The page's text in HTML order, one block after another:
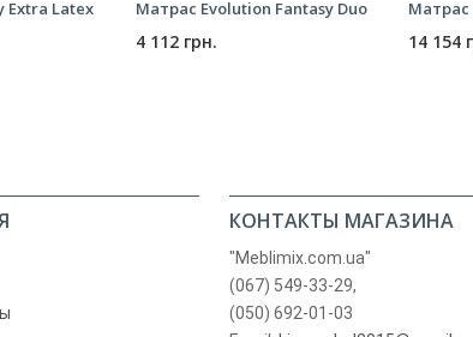
Extra Latex Матрас Evolution Fantasy Duo
4 112 грн.
Матрас
14 154
КОНТАКТЫ МАГАЗИНА
"Meblimix.com.ua"
(067) 549-33-29,
(050) 692-01-03